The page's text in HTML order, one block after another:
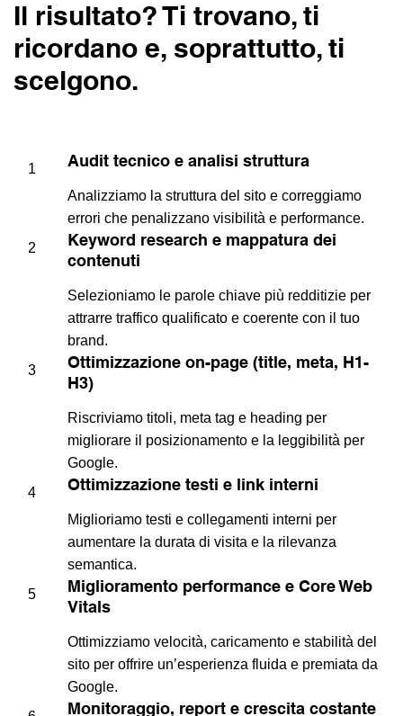
Il risultato? Ti trovano, ti
ricordano e, soprattutto, ti
scelgono.
Audit tecnico e analisi struttura
Analizziamo la struttura del sito e correggiamo
errori che penalizzano visibilità e performance.
1
Keyword research e mappatura dei
contenuti
Selezioniamo le parole chiave più redditizie per
attrarre traffico qualificato e coerente con il tuo
brand.
2
Ottimizzazione on-page (title, meta, H1-
H3)
Riscriviamo titoli, meta tag e heading per
migliorare il posizionamento e la leggibilità per
Google.
3
Ottimizzazione testi e link interni
Miglioriamo testi e collegamenti interni per
aumentare la durata di visita e la rilevanza
semantica.
4
Miglioramento performance e Core Web
Vitals
Ottimizziamo velocità, caricamento e stabilità del
sito per offrire un’esperienza fluida e premiata da
Google.
5
Monitoraggio, report e crescita costante